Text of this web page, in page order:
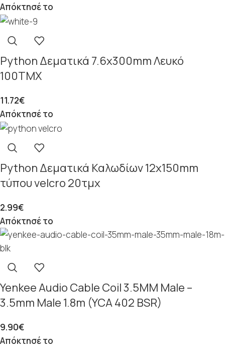
Απόκτησέ το
Python Δεματικά 7.6x300mm Λευκό
100ΤΜΧ
11.72€
Απόκτησέ το
Python Δεματικά Καλωδίων 12x150mm
τύπου velcro 20τμχ
2.99€
Απόκτησέ το
Yenkee Audio Cable Coil 3.5MM Male –
3.5mm Male 1.8m (YCA 402 BSR)
9.90€
Απόκτησέ το